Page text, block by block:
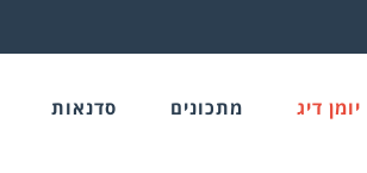
יומן דיג מתכונים סדנאות